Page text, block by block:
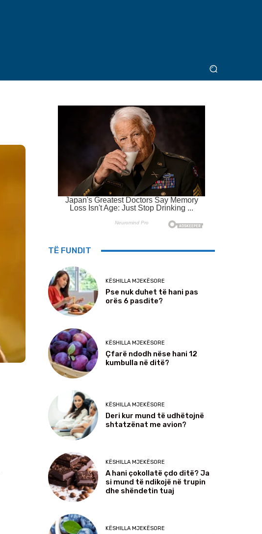
TË FUNDIT
KËSHILLA MJEKËSORE
Pse nuk duhet të hani pas
orës 6 pasdite?
KËSHILLA MJEKËSORE
Çfarë ndodh nëse hani 12
kumbulla në ditë?
KËSHILLA MJEKËSORE
Deri kur mund të udhëtojnë
shtatzënat me avion?
KËSHILLA MJEKËSORE
A hani çokollatë çdo ditë? Ja
si mund të ndikojë në trupin
dhe shëndetin tuaj
KËSHILLA MJEKËSORE